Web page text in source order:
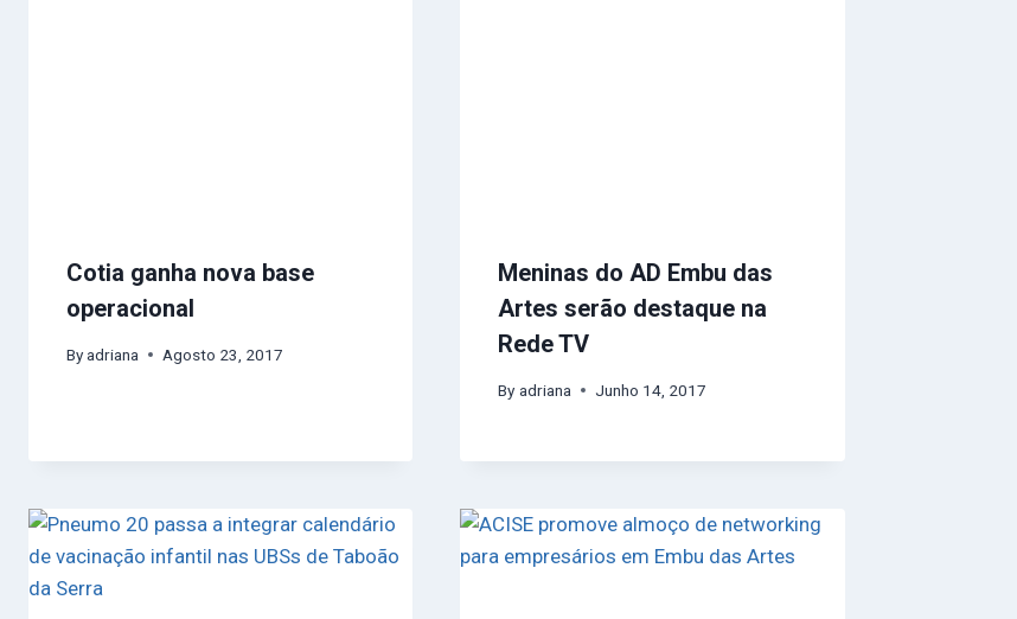
Cotia ganha nova base
operacional
By adriana Agosto 23, 2017
Meninas do AD Embu das
Artes serão destaque na
Rede TV
By adriana Junho 14, 2017